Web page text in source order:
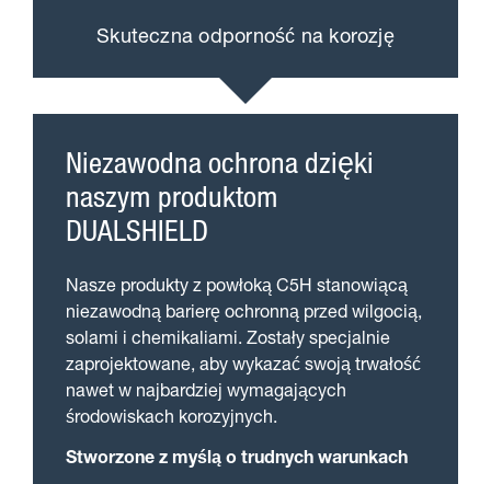
Skuteczna odporność na korozję
Niezawodna ochrona dzięki
naszym produktom
DUALSHIELD
Nasze produkty z powłoką C5H stanowiącą
niezawodną barierę ochronną przed wilgocią,
solami i chemikaliami. Zostały specjalnie
zaprojektowane, aby wykazać swoją trwałość
nawet w najbardziej wymagających
środowiskach korozyjnych.
Stworzone z myślą o trudnych warunkach